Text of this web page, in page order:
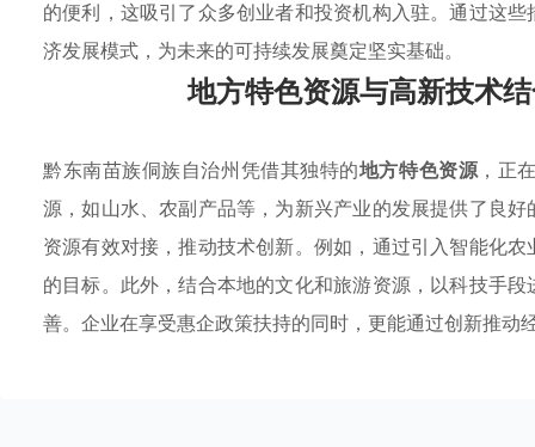
的便利，这吸引了众多创业者和投资机构入驻。通过这
济发展模式，为未来的可持续发展奠定坚实基础。
地方特色资源与高新技术
黔东南苗族侗族自治州凭借其独特的地方特色资源，正
源，如山水、农副产品等，为新兴产业的发展提供了良
资源有效对接，推动技术创新。例如，通过引入智能化
的目标。此外，结合本地的文化和旅游资源，以科技手
善。企业在享受惠企政策扶持的同时，更能通过创新推动